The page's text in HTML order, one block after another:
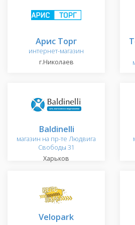
Арис Торг
интернет-магазин
г.Николаев
Baldinelli
магазин на пр-те Людвига
Свободы 31
Харьков
Velopark